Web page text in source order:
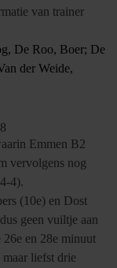
van trainer
De Roo, Boer; De
der Weide,
Emmen B2
vervolgens nog
4).
(10e) en Dost
geen vuiltje aan
26e en 28e minuut
liefst drie